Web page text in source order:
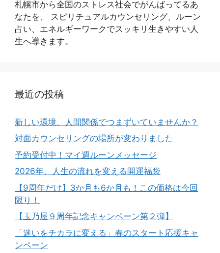
札幌市から全国のストレス社会でがんばってるあ
なたを、 スピリチュアルカウンセリング、ルーン
占い、エネルギーワークでスッキリ生きやすい人
生へ導きます。
最近の投稿
新しい環境、人間関係でつまずいていませんか？
対面カウンセリングの場所が変わりました
予約受付中！マイ週ルーンメッセージ
2026年、人生の流れを変える開運福袋
【9周年だけ】3か月も6か月も！この価格は今回
限り！
【玉乃屋９周年記念キャンペーン第２弾】
「迷いをチカラに変える」春のスタート応援キャ
ンペーン